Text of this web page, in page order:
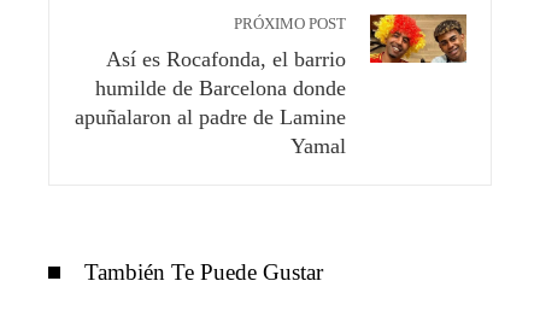
PRÓXIMO POST
Así es Rocafonda, el barrio
humilde de Barcelona donde
apuñalaron al padre de Lamine
Yamal
También Te Puede Gustar